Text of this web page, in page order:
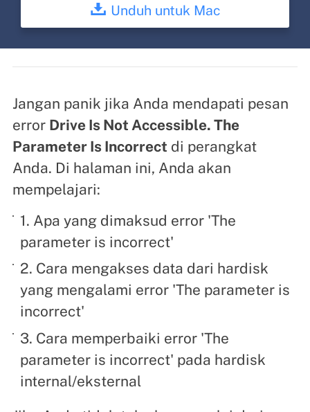
Unduh untuk Mac
Jangan panik jika Anda mendapati pesan
error Drive Is Not Accessible. The
Parameter Is Incorrect di perangkat
Anda. Di halaman ini, Anda akan
mempelajari:
1. Apa yang dimaksud error 'The
parameter is incorrect'
2. Cara mengakses data dari hardisk
yang mengalami error 'The parameter is
incorrect'
3. Cara memperbaiki error 'The
parameter is incorrect' pada hardisk
internal/eksternal